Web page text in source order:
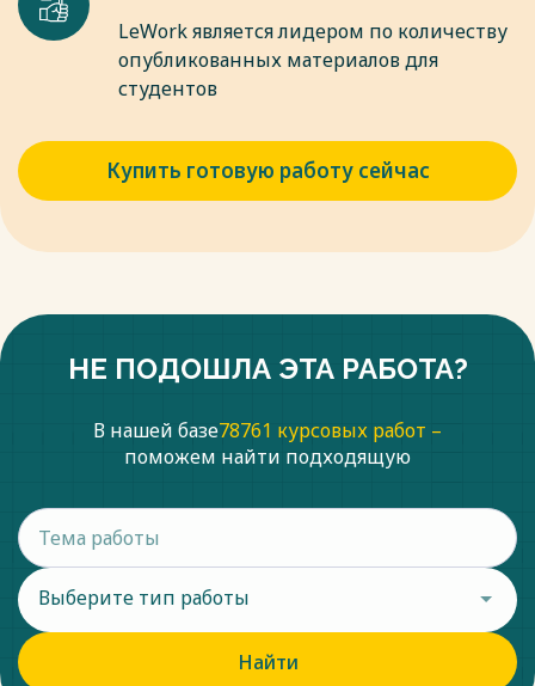
LeWork является лидером по количеству
опубликованных материалов для
студентов
Купить готовую работу сейчас
НЕ ПОДОШЛА ЭТА РАБОТА?
В нашей базе78761 курсовых работ –
поможем найти подходящую
Выберите тип работы
Найти